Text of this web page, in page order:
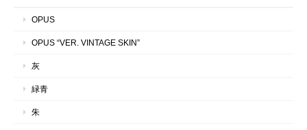
OPUS
OPUS “VER. VINTAGE SKIN”
灰
緑青
朱